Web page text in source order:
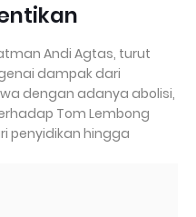
Andi Agtas, turut
dampak dari
dengan adanya abolisi,
Tom Lembong
penyidikan hingga